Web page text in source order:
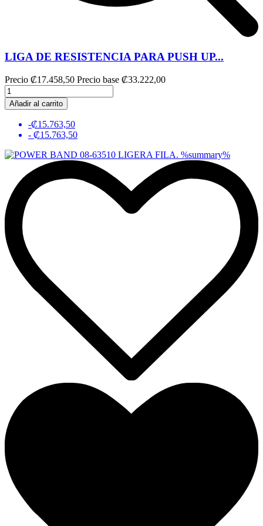
LIGA DE RESISTENCIA PARA PUSH UP...
Precio ₡17.458,50 Precio base ₡33.222,00
Añadir al carrito
-₡15.763,50
- ₡15.763,50